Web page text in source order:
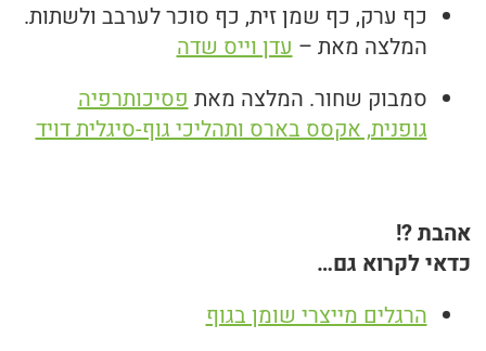
כף ערק, כף שמן זית, כף סוכר לערבב ולשתות.
המלצה מאת –עדן וייס שדה
סמבוק שחור. המלצה מאתפסיכותרפיה
גופנית, אקסס בארס ותהליכי גוף-סיגלית דויד
אהבת ?!
כדאי לקרוא גם…
הרגלים מייצרי שומן בגוף